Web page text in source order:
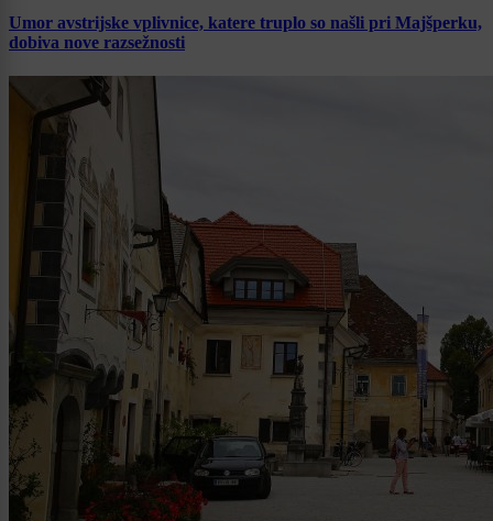
Umor avstrijske vplivnice, katere truplo so našli pri Majšperku,
dobiva nove razsežnosti